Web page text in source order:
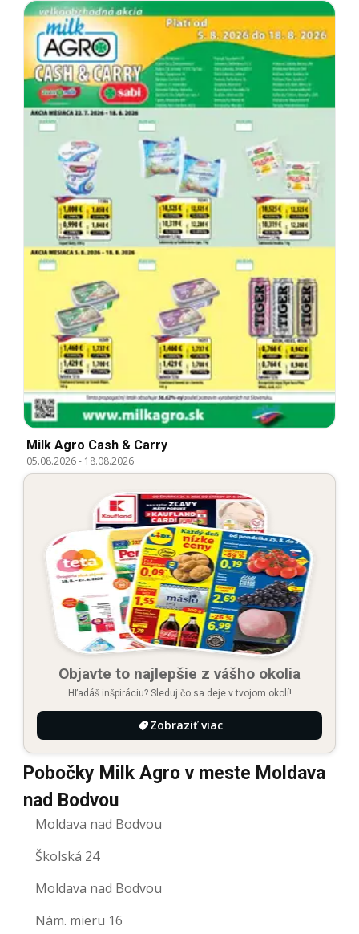
Milk Agro Cash & Carry
05.08.2026- 18.08.2026
Objavte to najlepšie z vášho okolia
Hľadáš inšpiráciu? Sleduj čo sa deje v tvojom okolí!
Zobraziť viac
Pobočky Milk Agro v meste Moldava
nad Bodvou
Moldava nad Bodvou
Školská 24
Moldava nad Bodvou
Nám. mieru 16